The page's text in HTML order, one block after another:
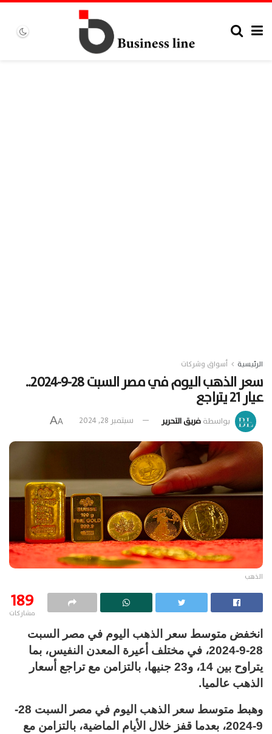
الرئيسية أسواق وشركات
سعر الذهب اليوم في مصر السبت 28-9-2024..
عيار 21 يتراجع
بواسطةفريق التحرير سبتمبر 28, 2024 A
A
الذهب
189
مشاركات
انخفض متوسط سعر الذهب اليوم في مصر السبت
28-9-2024، في مختلف أعيرة المعدن النفيس، بما
يتراوح بين 14، و23 جنيها، بالتزامن مع تراجع أسعار
الذهب عالميا.
وهبط متوسط سعر الذهب اليوم في مصر السبت 28-
9-2024، بعدما قفز خلال الأيام الماضية، بالتزامن مع